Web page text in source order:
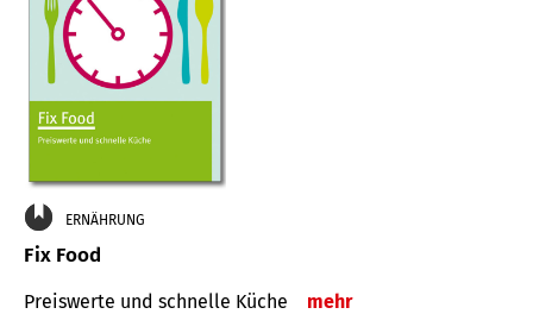
ERNÄHRUNG
Fix Food
Preiswerte und schnelle Küche mehr